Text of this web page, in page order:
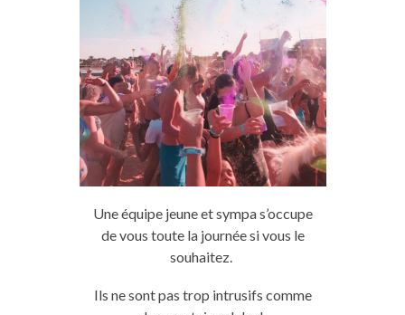
Une équipe jeune etsympas’occupe
devous toute la journée sivous le
souhaitez.
Ils ne sont pas trop intrusifs comme